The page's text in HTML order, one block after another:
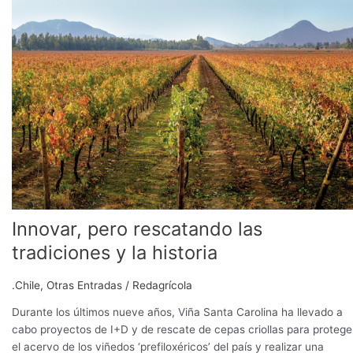
Innovar, pero rescatando las
tradiciones y la historia
.Chile, Otras Entradas / Redagrícola
Durante los últimos nueve años, Viña Santa Carolina ha llevado a
cabo proyectos de I+D y de rescate de cepas criollas para
el acervo de los viñedos ‘prefiloxéricos’ del país y realizar una
tradiciones
y
la
historia